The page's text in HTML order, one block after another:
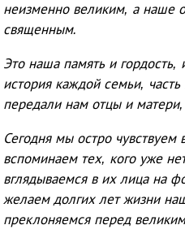
неизменно великим, а наше
священным.
Это наша память и гордость,
история каждой семьи,
передали нам отцы и
Сегодня мы остро чувствуем
вспоминаем тех, кого уже
вглядываемся в их лица на
желаем долгих лет жизни
преклоняемся перед